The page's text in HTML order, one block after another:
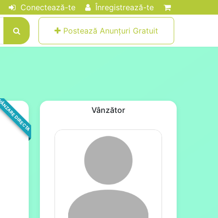
Conectează-te Înregistrează-te
Postează Anunțuri Gratuit
DIRECTA Vânzător